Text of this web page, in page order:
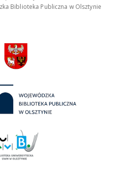
Biblioteka Publiczna w Olsztynie